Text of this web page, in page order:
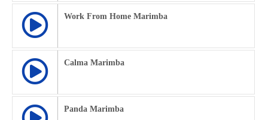
Work From Home Marimba
Calma Marimba
Panda Marimba